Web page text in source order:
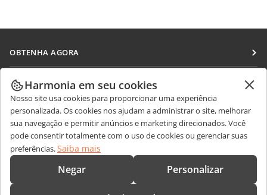
OBTENHA AGORA
Docs
DocSpace
Workspace
Conectores
Aplicativos para desktop
Aplicativos móveis
COLABORAR
Para colaboradores
Para tradutores
Para influenciadores
Vagas
RECEBA NOTÍCIAS
Blog
OBTER AJUDA
Fórum
Cursos de treinamento
CONTATE-NOS
Perguntas sobre vendas
sales@onlyoffice.com
Harmonia em seu cookies
Nosso site usa cookies para proporcionar uma experiência
personalizada. Os cookies nos ajudam a administrar o site, melhorar
sua navegação e permitir anúncios e marketing direcionados. Você
pode consentir totalmente com o uso de cookies ou gerenciar suas
preferências.Saiba mais
Negar Personalizar